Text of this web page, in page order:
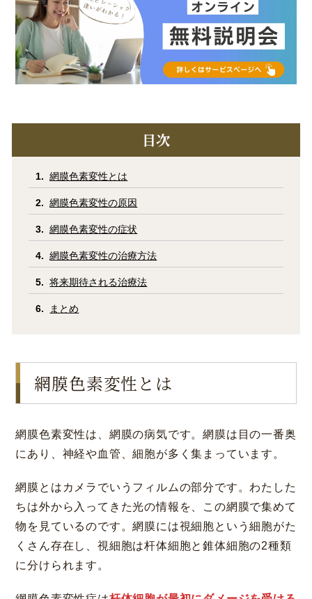
コラム お知らせ
学会発表 / 論文 /
報道・メディア出演
ホーム
迷惑行為に対するの当院の対応に関して
初診時における情報開示に関して
当医院への営業の窓口について
目次
網膜色素変性とは
網膜色素変性の原因
網膜色素変性の症状
網膜色素変性の治療方法
将来期待される治療法
まとめ
網膜色素変性とは
網膜色素変性は、網膜の病気です。網膜は目の一番奥
にあり、神経や血管、細胞が多く集まっています。
網膜とはカメラでいうフィルムの部分です。わたした
ちは外から入ってきた光の情報を、この網膜で集めて
物を見ているのです。網膜には視細胞という細胞がた
くさん存在し、視細胞は杆体細胞と錐体細胞の2種類
に分けられます。